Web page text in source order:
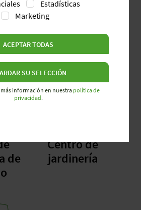
Tienda de
mejoras para el
hogar
de
Centro de
jardinería
Estadísticas
Marketing
ACEPTAR TODAS
SU SELECCIÓN
información en nuestra política de
privacidad.